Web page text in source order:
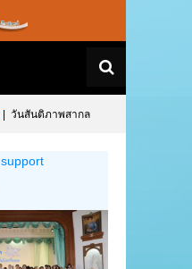
วันสันติภาพสากล
support